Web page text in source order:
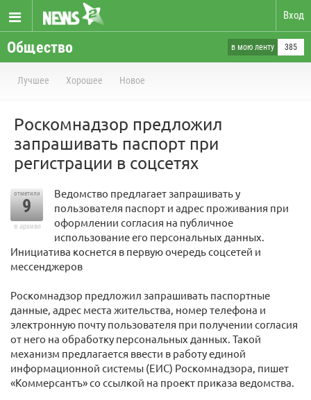
Вход
Общество в мою ленту 385
Лучшее Хорошее Новое
Роскомнадзор предложил
запрашивать паспорт при
регистрации в соцсетях
отметили
9
в архиве
Ведомство предлагает запрашивать у
пользователя паспорт и адрес проживания при
оформлении согласия на публичное
использование его персональных данных.
Инициатива коснется в первую очередь соцсетей и
мессенджеров
Роскомнадзор предложил запрашивать паспортные
данные, адрес места жительства, номер телефона и
электронную почту пользователя при получении согласия
от него на обработку персональных данных. Такой
механизм предлагается ввести в работу единой
информационной системы (ЕИС) Роскомнадзора, пишет
«Коммерсантъ» со ссылкой на проект приказа ведомства.